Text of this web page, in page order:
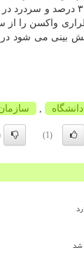
واکسن را از
دانشگاه
(1)
شد